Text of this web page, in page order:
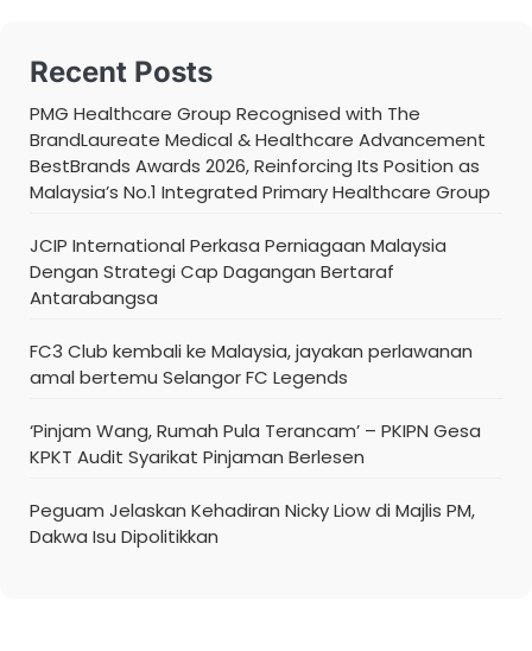
Recent Posts
PMG Healthcare Group Recognised with The
BrandLaureate Medical & Healthcare Advancement
BestBrands Awards 2026, Reinforcing Its Position as
Malaysia’s No.1 Integrated Primary Healthcare Group
JCIP International Perkasa Perniagaan Malaysia
Dengan Strategi Cap Dagangan Bertaraf
Antarabangsa
FC3 Club kembali ke Malaysia, jayakan perlawanan
amal bertemu Selangor FC Legends
‘Pinjam Wang, Rumah Pula Terancam’ – PKIPN Gesa
KPKT Audit Syarikat Pinjaman Berlesen
Peguam Jelaskan Kehadiran Nicky Liow di Majlis PM,
Dakwa Isu Dipolitikkan